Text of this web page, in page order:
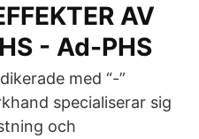
AV
- Ad-PHS
med “-”
specialiserar sig
och